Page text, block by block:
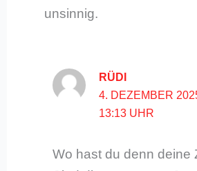
unsinnig.
RÜDI
4. DEZEMBER
13:13 UHR
Wo hast du denn deine